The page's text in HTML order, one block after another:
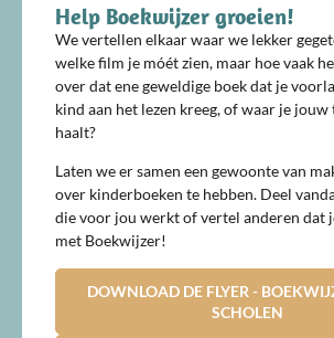
Help Boekwijzer groeien!
We vertellen elkaar waar we lekker
welke film je móét zien, maar hoe vaak
over dat ene geweldige boek dat je
kind aan het lezen kreeg, of waar je jouw
haalt?
Laten we er samen een gewoonte van
over kinderboeken te hebben. Deel
die voor jou werkt of vertel anderen dat
met Boekwijzer!
DOWNLOAD DE FLYER -
SCHOLEN